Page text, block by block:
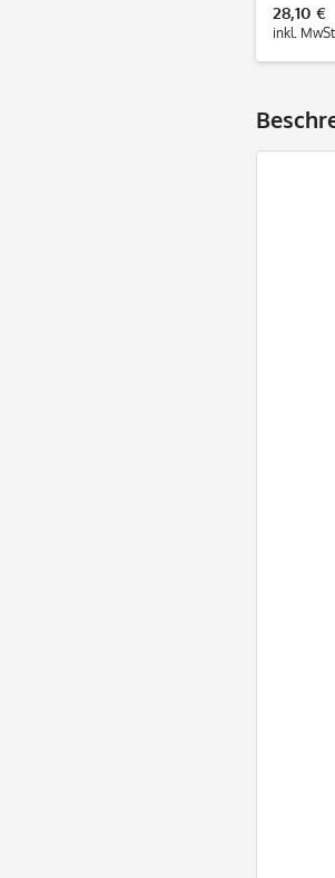
28,10 €
inkl. MwSt.